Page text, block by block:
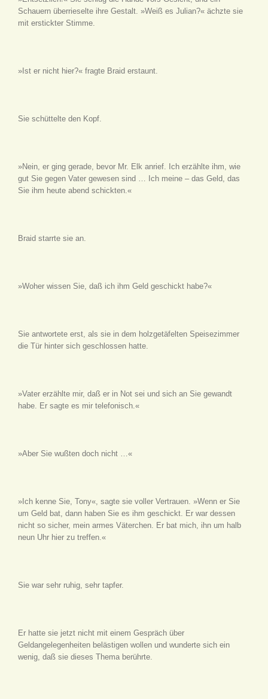
Schauern überrieselte ihre Gestalt. »Weiß es Julian?« ächzte sie
mit erstickter Stimme.
»Ist er nicht hier?« fragte Braid erstaunt.
Sie schüttelte den Kopf.
»Nein, er ging gerade, bevor Mr. Elk anrief. Ich erzählte ihm, wie
gut Sie gegen Vater gewesen sind … Ich meine – das Geld, das
Sie ihm heute abend schickten.«
Braid starrte sie an.
»Woher wissen Sie, daß ich ihm Geld geschickt habe?«
Sie antwortete erst, als sie in dem holzgetäfelten Speisezimmer
die Tür hinter sich geschlossen hatte.
»Vater erzählte mir, daß er in Not sei und sich an Sie gewandt
habe. Er sagte es mir telefonisch.«
»Aber Sie wußten doch nicht …«
»Ich kenne Sie, Tony«, sagte sie voller Vertrauen. »Wenn er Sie
um Geld bat, dann haben Sie es ihm geschickt. Er war dessen
nicht so sicher, mein armes Väterchen. Er bat mich, ihn um halb
neun Uhr hier zu treffen.«
Sie war sehr ruhig, sehr tapfer.
Er hatte sie jetzt nicht mit einem Gespräch über
Geldangelegenheiten belästigen wollen und wunderte sich ein
wenig, daß sie dieses Thema berührte.